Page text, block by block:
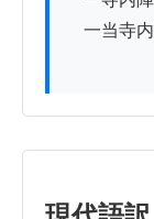
一当寺内